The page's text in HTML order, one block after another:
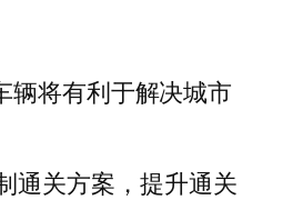
辆将有利于解决城市
通关方案，提升通关